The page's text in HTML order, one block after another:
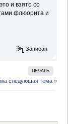
и взято со
флюорита и
Записан
ПЕЧАТЬ
следующая тема »